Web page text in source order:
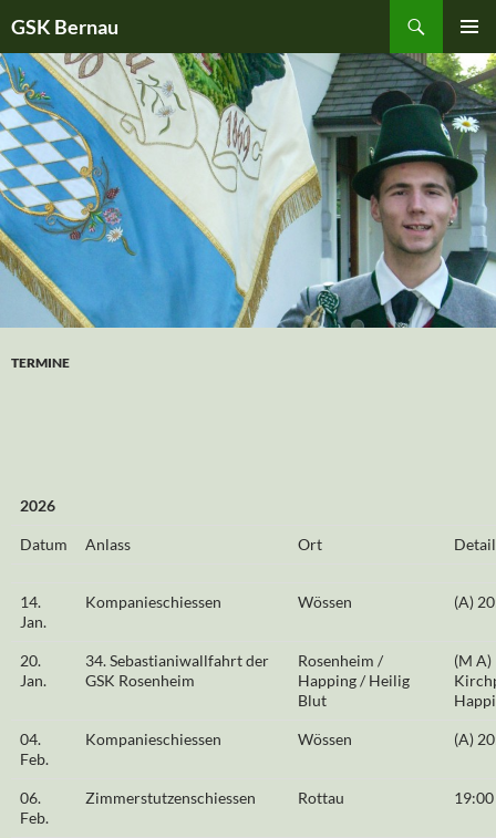
GSK Bernau
MENÜ
INHALT
SPRINGEN
TERMINE
2026
Datum Anlass Ort
14.
Jan.
Kompanieschiessen Wössen (A)
20.
Jan.
34. Sebastianiwallfahrt der
GSK Rosenheim
Rosenheim /
Happing / Heilig
Blut
(M A)
04.
Feb.
Kompanieschiessen Wössen (A)
06.
Feb.
Zimmerstutzenschiessen Rottau 19:00